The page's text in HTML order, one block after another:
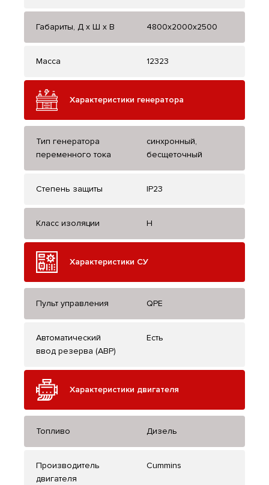
Габариты, Д x Ш x В 4800x2000x2500
Масса 12323
Характеристики генератора
Тип генератора
переменного тока
синхронный,
бесщеточный
Степень защиты IP23
Класс изоляции H
Характеристики СУ
Пульт управления QPE
Автоматический
ввод резерва (АВР)
Есть
Характеристики двигателя
Топливо Дизель
Производитель
двигателя
Cummins